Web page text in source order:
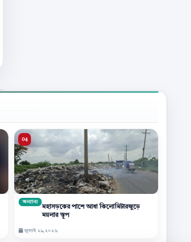
অন্যান্য
মহাসড়কের পাশে আধা কিলোমিটারজুড়ে
ময়লার স্তূপ
জুলাই ২৯,২০২৬